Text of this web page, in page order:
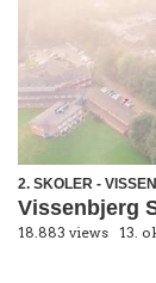
2. SKOLER -
Vissenbjerg
18.883 views 13.